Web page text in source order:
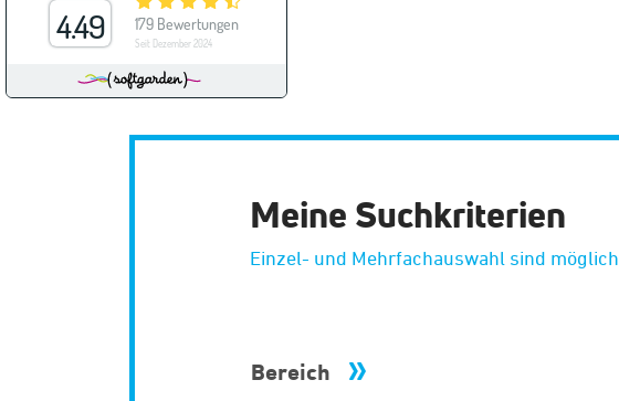
Meine Suchkriterien
Einzel- und Mehrfachauswahl sind möglich
Bereich